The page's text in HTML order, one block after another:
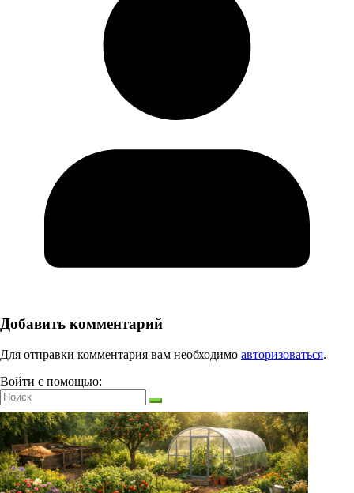
Добавить комментарий
Для отправки комментария вам необходимо авторизоваться.
Войти с помощью: